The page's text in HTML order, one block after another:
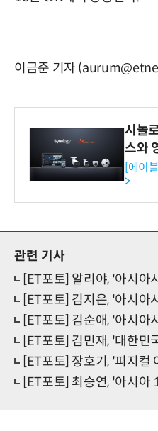
이금준 기자
시놀
스와
독점
[에이
>
관련 기사
[ET포토] 알리야, '아시아
[ET포토] 김지은, '아시아
[ET포토] 김순애, '아시아
[ET포토] 김민재, '대한민
[ET포토] 장호기, '피지컬
[ET포토] 최승연, '아시아